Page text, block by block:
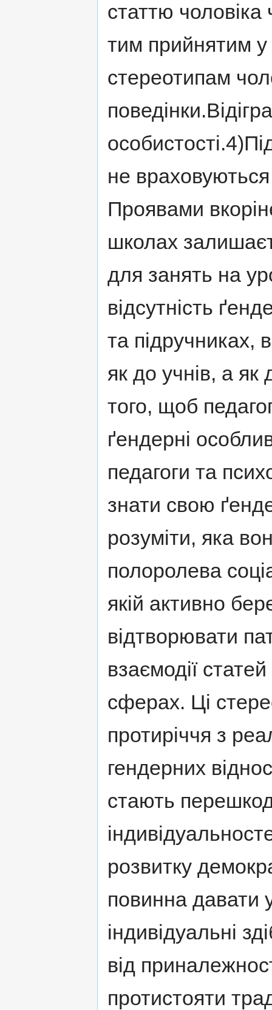
статтю чоловіка
тим прийнятим у
стереотипам
не враховуються
Проявами
школах
для занять на
відсутність
та підручниках,
як до учнів, а як
того, щоб
ґендерні
педагоги та
знати свою
розуміти, яка
полоролева
якій активно
відтворювати
взаємодії
сферах. Ці
протиріччя з
гендерних
стають
розвитку
повинна давати
індивідуальні
від
протистояти